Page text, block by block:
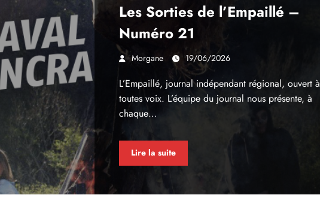
Les Sorties de l’Empaillé –
Numéro 21
Morgane 19/06/2026
L’Empaillé, journal indépendant régional, ouvert à
toutes voix. L’équipe du journal nous présente, à
chaque…
Lire la suite